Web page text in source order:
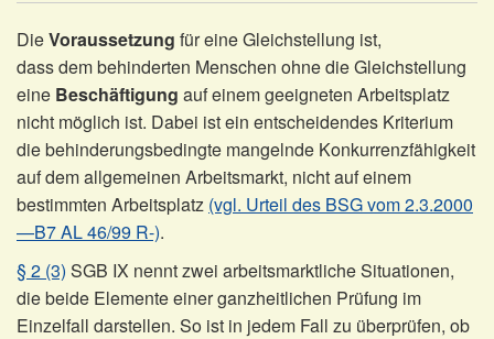
DieVoraussetzung für eine Gleichstellung ist,
dass dem behinderten Menschen ohne die Gleichstellung
eine Beschäftigung auf einem geeigneten Arbeitsplatz
nicht möglich ist. Dabei ist ein entscheidendes Kriterium
die behinderungsbedingte mangelnde Konkurrenzfähigkeit
auf dem allgemeinen Arbeitsmarkt, nicht auf einem
bestimmten Arbeitsplatz (vgl. Urteil des BSG vom 2.3.2000
—B7 AL 46/99 R-).
§ 2 (3) SGB IX nennt zwei arbeitsmarktliche Situationen,
die beide Elemente einer ganzheitlichen Prüfung im
Einzelfall darstellen. So ist in jedem Fall zu überprüfen, ob